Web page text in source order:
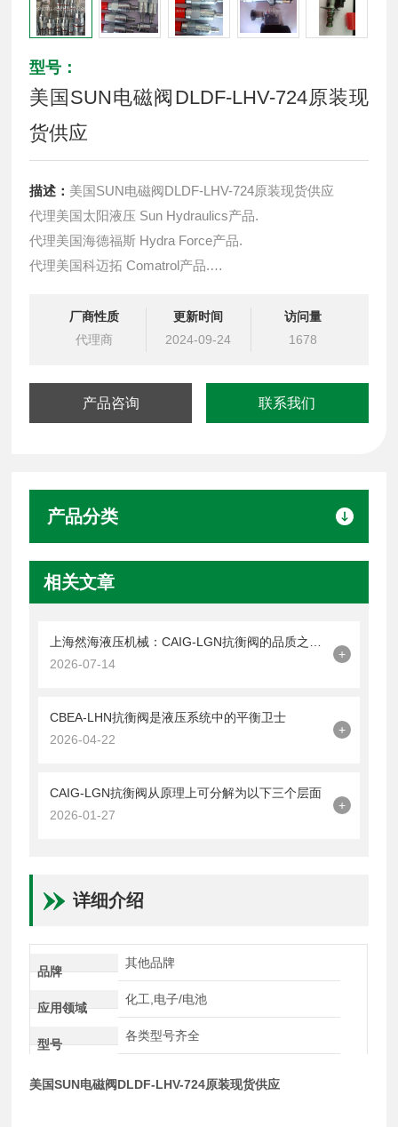
型号：
美国SUN电磁阀DLDF-LHV-724原装现
货供应
描述： 美国SUN电磁阀DLDF-LHV-724原装现货供应
代理美国太阳液压 Sun Hydraulics产品.
代理美国海德福斯 Hydra Force产品.
代理美国科迈拓 Comatrol产品.
提供油路系统设计,油路块设计,阀块设计与选型
液压油缸，经销力士乐、派克、中国台湾北部等液压元件
厂商性质
代理商
更新时间
2024-09-24
访问量
1678
产品咨询 联系我们
产品分类
相关文章
2026-07-14
+
CBEA-LHN抗衡阀是液压系统中的平衡卫士
2026-04-22
+
CAIG-LGN抗衡阀从原理上可分解为以下三个层面
2026-01-27
+
详细介绍
品牌
其他品牌
应用领域
化工,电子/电池
型号
各类型号齐全
美国SUN电磁阀DLDF-LHV-724原装现货供应